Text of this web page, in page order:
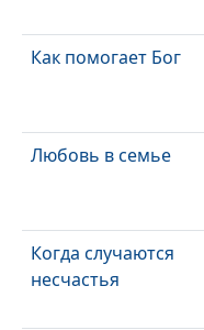
Как помогает Бог
Любовь в семье
Когда случаются
несчастья